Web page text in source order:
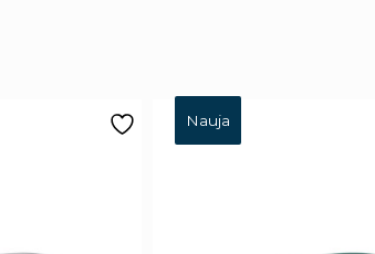
Nauja